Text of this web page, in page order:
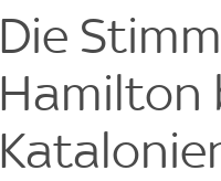
Die
Hamilton